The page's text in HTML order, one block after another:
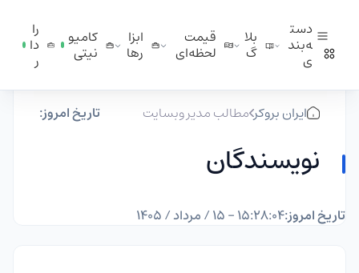
دست
ه‌بند
ی
بلا
گ
قیمت
لحظه‌ای
ابزا
ر‌ها
کامیو
نیتی
را
دا
ر
ایران بروکر مطالب مدیر وبسایت تاریخ امروز:
نویسندگان
تاریخ امروز:۱۵:۲۸:۰۴ - ۱۵ / مرداد / ۱۴۰۵